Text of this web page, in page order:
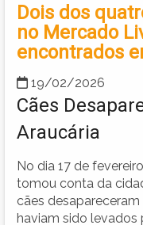
Dois dos
no Mercado
encontrados
19/02/2026
Cães
Araucária
No dia 17 de
tomou conta da
cães
haviam sido levados